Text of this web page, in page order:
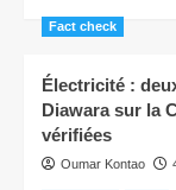
Fact check
Électricité :
Diawara sur la
vérifiées
Oumar Kontao